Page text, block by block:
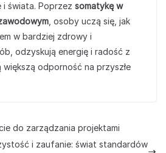
i świata. Poprzez somatykę w
, osoby uczą się, jak
w bardziej zdrowy i
odzyskują energię i radość z
odporność na przyszłe
do zarządzania projektami
i zaufanie: świat standardów